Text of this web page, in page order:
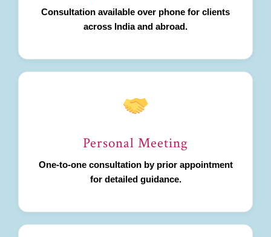
Consultation available over phone for clients
across India and abroad.
Personal Meeting
One-to-one consultation by prior appointment
for detailed guidance.